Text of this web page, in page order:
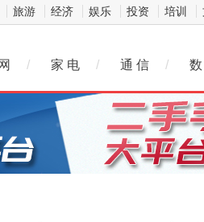
旅游 经济 娱乐 投资 培训
/ 家 电 / 通 信 /